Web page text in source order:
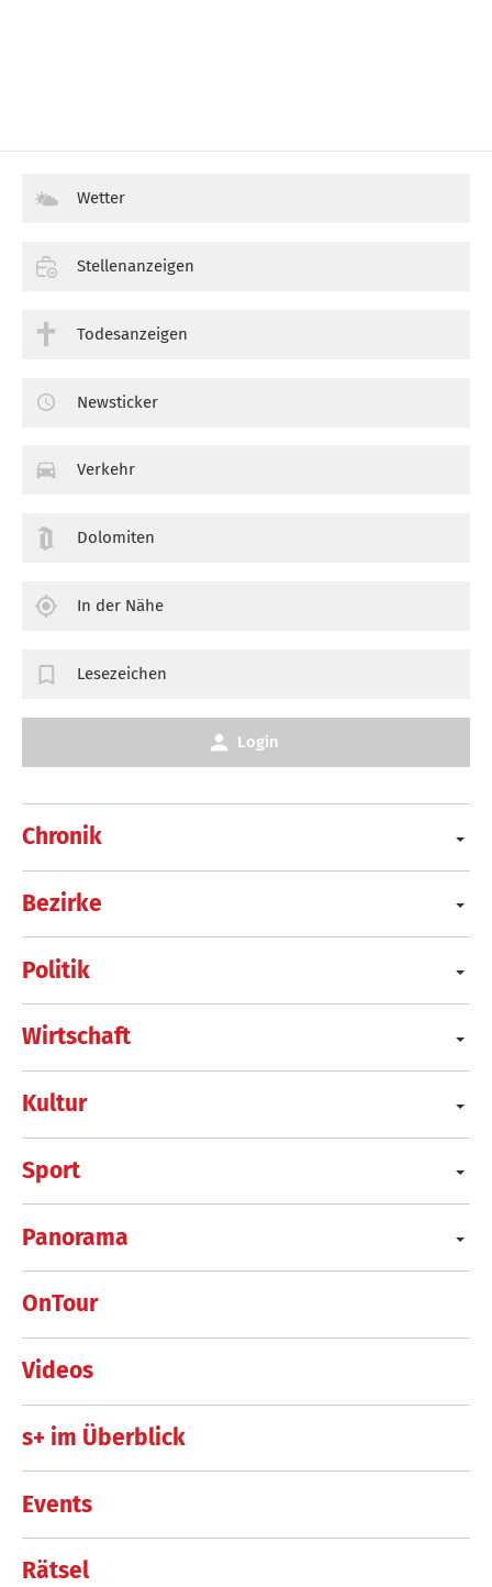
Chronik
Bezirke
Politik
Wirtschaft
Kultur
Sport
Panorama
OnTour
Videos
s+ im Überblick
Events
Rätsel
Wetter
Stellenanzeigen
Todesanzeigen
Newsticker
Verkehr
Dolomiten
In der Nähe
Lesezeichen
Login